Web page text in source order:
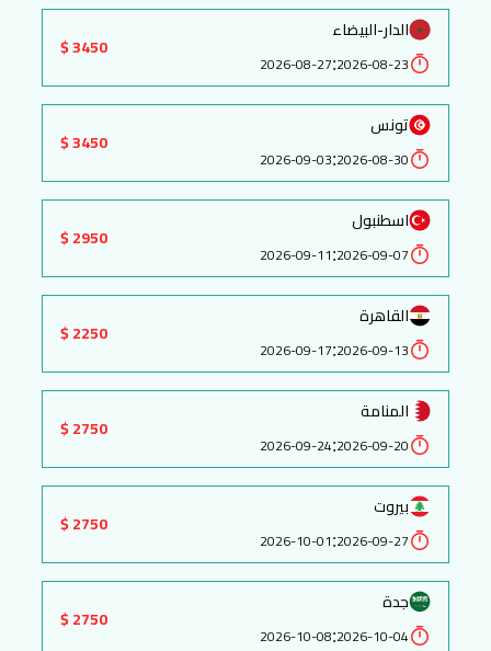
الدار-البيضاء
2026-08-23
:
2026-08-27
3450 $
تونس
2026-08-30
:
2026-09-03
3450 $
اسطنبول
2026-09-07
:
2026-09-11
2950 $
القاهرة
2026-09-13
:
2026-09-17
2250 $
المنامة
2026-09-20
:
2026-09-24
2750 $
بيروت
2026-09-27
:
2026-10-01
2750 $
جدة
2026-10-04
:
2026-10-08
2750 $